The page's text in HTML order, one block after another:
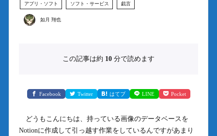
アプリ・ソフト ソフト・サービス 戯言
如月 翔也
この記事は約 10 分で読めます
Facebook Twitter はてブ LINE Pocket
どうもこんにちは、持っている画像のデータベースを
Notionに作成して引っ越す作業をしているんですがあまり